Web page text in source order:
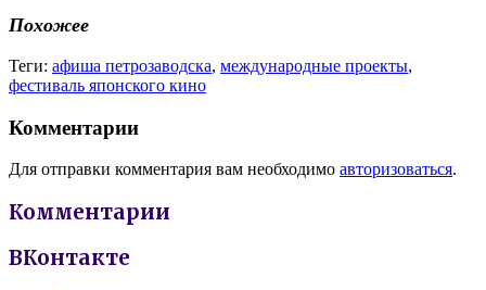
Похожее
Теги: афиша петрозаводска, международные проекты,
фестиваль японского кино
Комментарии
Для отправки комментария вам необходимо авторизоваться.
Комментарии
ВКонтакте